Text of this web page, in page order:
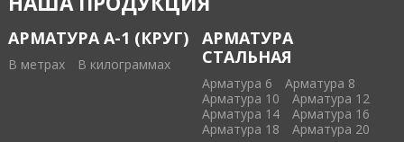
АРМАТУРА А-1 (КРУГ)
В метрах В килограммах
АРМАТУРА
СТАЛЬНАЯ
Арматура 6
Арматура 8
Арматура 10
Арматура 12
Арматура 14
Арматура 16
Арматура 18
Арматура 20